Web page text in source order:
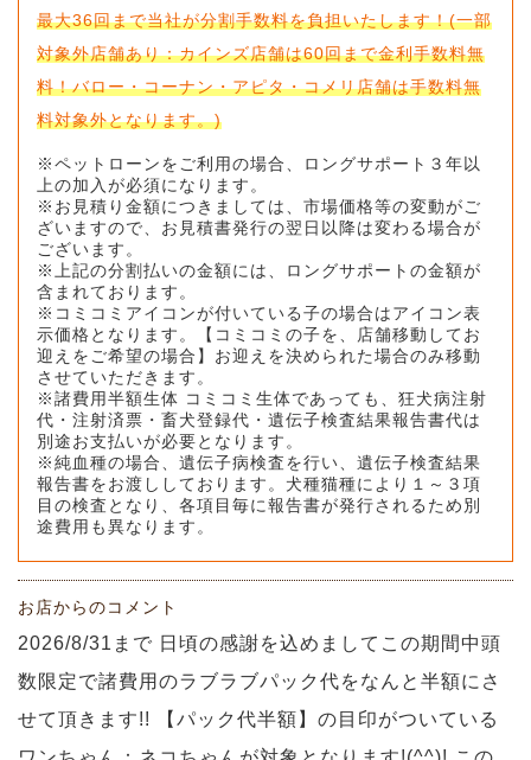
最大36回まで当社が分割手数料を負担いたします！(一部
対象外店舗あり：カインズ店舗は60回まで金利手数料無
料！バロー・コーナン・アピタ・コメリ店舗は手数料無
料対象外となります。)
※ペットローンをご利用の場合、ロングサポート３年以
上の加入が必須になります。
※お見積り金額につきましては、市場価格等の変動がご
ざいますので、お見積書発行の翌日以降は変わる場合が
ございます。
※上記の分割払いの金額には、ロングサポートの金額が
含まれております。
※コミコミアイコンが付いている子の場合はアイコン表
示価格となります。【コミコミの子を、店舗移動してお
迎えをご希望の場合】お迎えを決められた場合のみ移動
させていただきます。
※諸費用半額生体 コミコミ生体であっても、狂犬病注射
代・注射済票・畜犬登録代・遺伝子検査結果報告書代は
別途お支払いが必要となります。
※純血種の場合、遺伝子病検査を行い、遺伝子検査結果
報告書をお渡ししております。犬種猫種により１～３項
目の検査となり、各項目毎に報告書が発行されるため別
途費用も異なります。
お店からのコメント
2026/8/31まで 日頃の感謝を込めましてこの期間中頭
数限定で諸費用のラブラブパック代をなんと半額にさ
せて頂きます!! 【パック代半額】の目印がついている